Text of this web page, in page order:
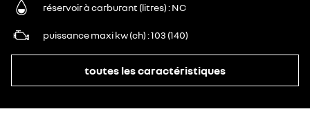
réservoir à carburant (litres) NC
puissance maxi kw (ch) 103 (140)
toutes les caractéristiques